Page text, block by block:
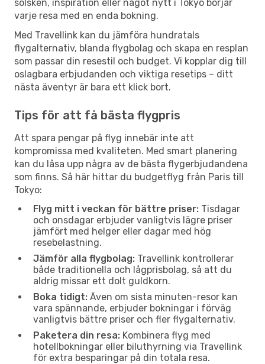
solsken, inspiration eller något nytt i Tokyo börjar
varje resa med en enda bokning.
Med Travellink kan du jämföra hundratals
flygalternativ, blanda flygbolag och skapa en resplan
som passar din resestil och budget. Vi kopplar dig till
oslagbara erbjudanden och viktiga resetips – ditt
nästa äventyr är bara ett klick bort.
Tips för att få bästa flygpris
Att spara pengar på flyg innebär inte att
kompromissa med kvaliteten. Med smart planering
kan du låsa upp några av de bästa flygerbjudandena
som finns. Så här hittar du budgetflyg från Paris till
Tokyo:
Flyg mitt i veckan för bättre priser: Tisdagar
och onsdagar erbjuder vanligtvis lägre priser
jämfört med helger eller dagar med hög
resebelastning.
Jämför alla flygbolag: Travellink kontrollerar
både traditionella och lågprisbolag, så att du
aldrig missar ett dolt guldkorn.
Boka tidigt: Även om sista minuten-resor kan
vara spännande, erbjuder bokningar i förväg
vanligtvis bättre priser och fler flygalternativ.
Paketera din resa: Kombinera flyg med
hotellbokningar eller biluthyrning via Travellink
för extra besparingar på din totala resa.